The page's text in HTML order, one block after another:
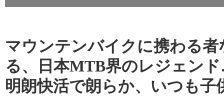
マウンテンバイクに携わる
る、日本MTB界のレジェン
明朗快活で朗らか、いつも子